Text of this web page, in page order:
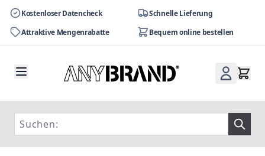
Kostenloser Datencheck
Schnelle Lieferung
Attraktive Mengenrabatte
Bequem online bestellen